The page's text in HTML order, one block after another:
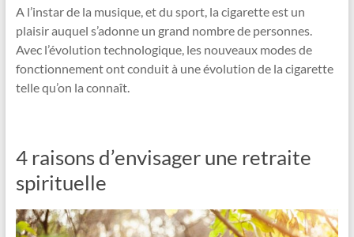
A l’instar de la musique, et du sport, la cigarette est un
plaisir auquel s’adonne un grand nombre de personnes.
Avec l’évolution technologique, les nouveaux modes de
fonctionnement ont conduit à une évolution de la cigarette
telle qu’on la connaît.
4 raisons d’envisager une retraite
spirituelle